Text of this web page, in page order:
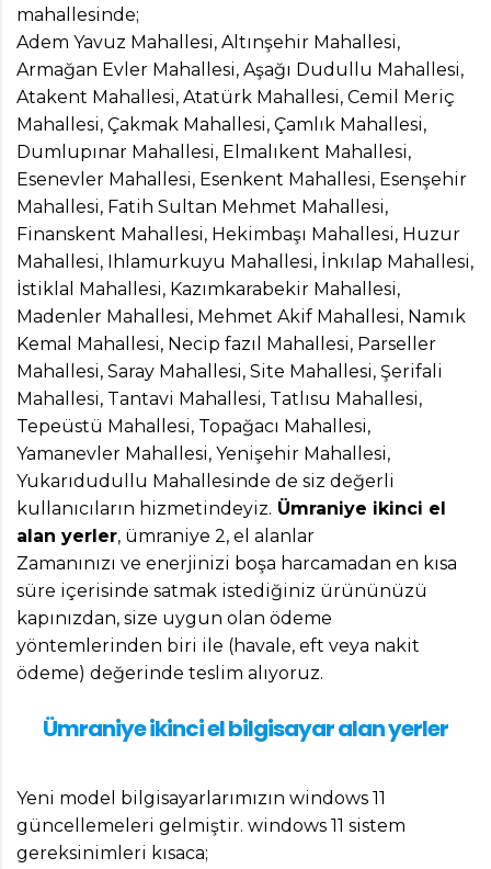
mahallesinde;
Adem Yavuz Mahallesi, Altınşehir Mahallesi,
Armağan Evler Mahallesi, Aşağı Dudullu Mahallesi,
Atakent Mahallesi, Atatürk Mahallesi, Cemil Meriç
Mahallesi, Çakmak Mahallesi, Çamlık Mahallesi,
Dumlupınar Mahallesi, Elmalıkent Mahallesi,
Esenevler Mahallesi, Esenkent Mahallesi, Esenşehir
Mahallesi, Fatih Sultan Mehmet Mahallesi,
Finanskent Mahallesi, Hekimbaşı Mahallesi, Huzur
Mahallesi, Ihlamurkuyu Mahallesi, İnkılap Mahallesi,
İstiklal Mahallesi, Kazımkarabekir Mahallesi,
Madenler Mahallesi, Mehmet Akif Mahallesi, Namık
Kemal Mahallesi, Necip fazıl Mahallesi, Parseller
Mahallesi, Saray Mahallesi, Site Mahallesi, Şerifali
Mahallesi, Tantavi Mahallesi, Tatlısu Mahallesi,
Tepeüstü Mahallesi, Topağacı Mahallesi,
Yamanevler Mahallesi, Yenişehir Mahallesi,
Yukarıdudullu Mahallesinde de siz değerli
kullanıcıların hizmetindeyiz. Ümraniye ikinci el
alan yerler, ümraniye 2, el alanlar
Zamanınızı ve enerjinizi boşa harcamadan en kısa
süre içerisinde satmak istediğiniz ürününüzü
kapınızdan, size uygun olan ödeme
yöntemlerinden biri ile (havale, eft veya nakit
ödeme) değerinde teslim alıyoruz.
Ümraniye ikinci el bilgisayar alan yerler
Yeni model bilgisayarlarımızın windows 11
güncellemeleri gelmiştir. windows 11 sistem
gereksinimleri kısaca;